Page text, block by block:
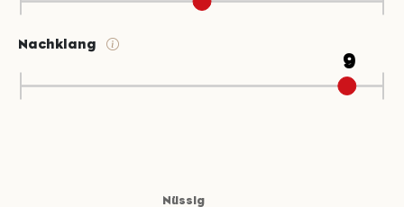
Nachklang